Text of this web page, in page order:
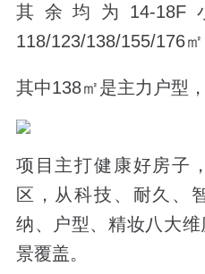
其余均为14-
118/123/138/155/176㎡
其中138㎡是主力户型
项目主打健康好房子
区，从科技、耐久、
纳、户型、精妆八大
景覆盖。